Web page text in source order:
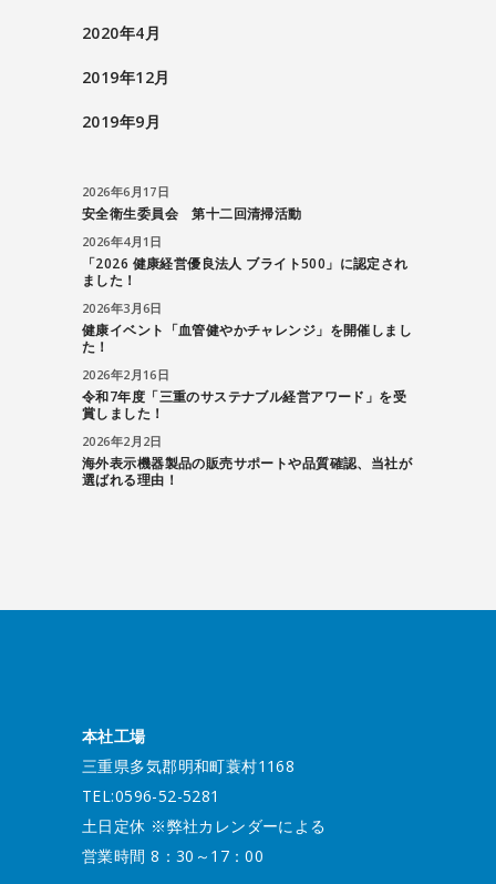
2020年4月
2019年12月
2019年9月
2026年6月17日
安全衛生委員会 第十二回清掃活動
2026年4月1日
「2026 健康経営優良法人 ブライト500」に認定され
ました！
2026年3月6日
健康イベント「血管健やかチャレンジ」を開催しまし
た！
2026年2月16日
令和7年度「三重のサステナブル経営アワード」を受
賞しました！
2026年2月2日
海外表示機器製品の販売サポートや品質確認、当社が
選ばれる理由！
本社工場
三重県多気郡明和町蓑村1168
TEL:0596-52-5281
土日定休 ※弊社カレンダーによる
営業時間 8：30～17：00